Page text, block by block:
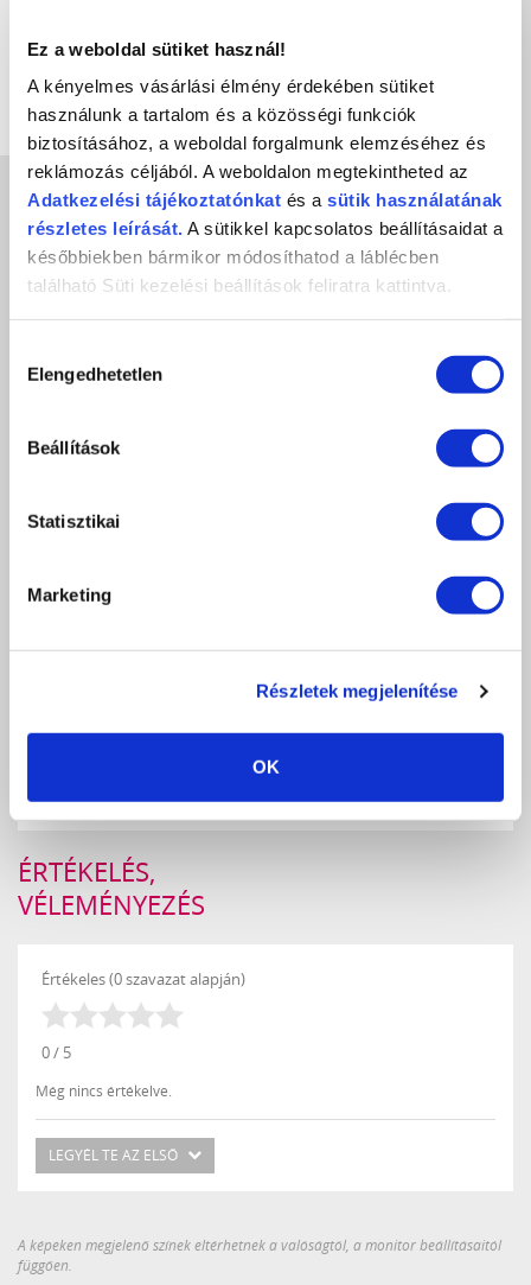
Ez a weboldal sütiket használ!
A kényelmes vásárlási élmény érdekében sütiket
használunk a tartalom és a közösségi funkciók
biztosításához, a weboldal forgalmunk elemzéséhez és
reklámozás céljából. A weboldalon megtekintheted az
Adatkezelési tájékoztatónkat és a sütik használatának
részletes leírását. A sütikkel kapcsolatos beállításaidat a
későbbiekben bármikor módosíthatod a láblécben
található Süti kezelési beállítások feliratra kattintva.
kiválasztása
Elengedhetetlen
Beállítások
Statisztikai
Marketing
Részletek megjelenítése
OK
ÉRTESÍTÉST KÉREK
KEDVENCEKHEZ AD
NÉPSZERŰ
TERMÉKEK
890 Ft
KOSÁRBA
RÉSZLETEK
ÉRTÉKELÉS,
VÉLEMÉNYEZÉS
Értékeles (0 szavazat alapján)
0 / 5
Még nincs értékelve.
LEGYÉL TE AZ ELSŐ
A képeken megjelenő színek eltérhetnek a valóságtól, a monitor beállításaitól
függően.